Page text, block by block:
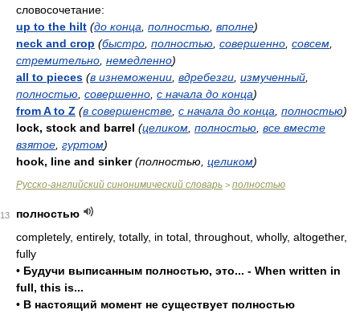
словосочетание:
up to the hilt (до конца полностью вполне)
neck and crop (быстро полностью совершенно совсем
стремительно немедленно)
all to pieces (в изнеможении вдребезги измученный
полностью совершенно с начала до конца)
from A to Z (в совершенстве с начала до конца полностью)
lock, stock and barrel (целиком полностью все вместе
взятое гуртом)
hook, line and sinker (полностью, целиком)
Русско-английский синонимический словарь > полностью
13
полностью
completely, entirely, totally, in total, throughout, wholly, altogether,
fully
• Будучи выписанным полностью, это... - When written in
full, this is...
• В настоящий момент не существует полностью